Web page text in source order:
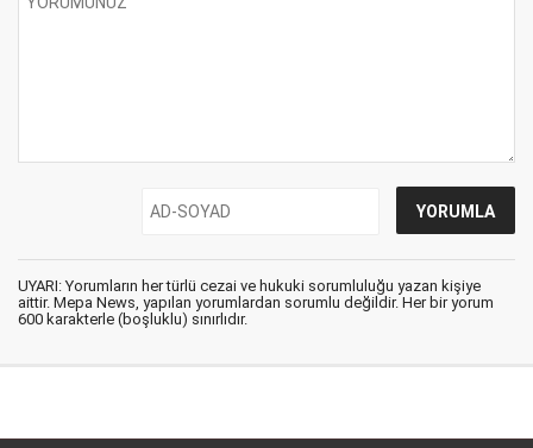
UYARI: Yorumların her türlü cezai ve hukuki sorumluluğu yazan kişiye
aittir. Mepa News, yapılan yorumlardan sorumlu değildir. Her bir yorum
600 karakterle (boşluklu) sınırlıdır.